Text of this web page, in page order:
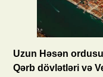
Uzun Həsən
Qərb dövlətləri və